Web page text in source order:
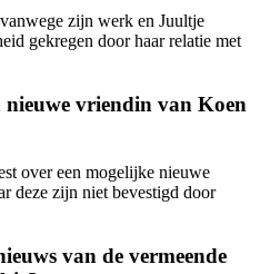
zijn werk en Juultje
gekregen door haar relatie met
nieuwe vriendin van Koen
over een mogelijke nieuwe
deze zijn niet bevestigd door
van de vermeende